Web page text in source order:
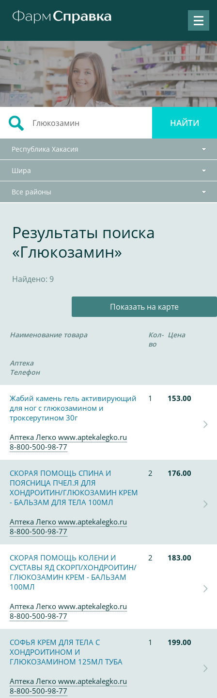
Республика Хакасия
Шира
Все районы
Результаты поиска
«Глюкозамин»
Найдено: 9
Показать на карте
Наименование товара
Кол-
во
Цена
Аптека
Телефон
Жабий камень гель активирующий
для ног с глюкозамином и
троксерутином 30г
1 153.00
Аптека Легко www.aptekalegko.ru
8-800-500-98-77
СКОРАЯ ПОМОЩЬ СПИНА И
ПОЯСНИЦА ПЧЕЛ.Я ДЛЯ
ХОНДРОИТИН/ГЛЮКОЗАМИН КРЕМ
- БАЛЬЗАМ ДЛЯ ТЕЛА 100МЛ
2 176.00
Аптека Легко www.aptekalegko.ru
8-800-500-98-77
СКОРАЯ ПОМОЩЬ КОЛЕНИ И
СУСТАВЫ ЯД СКОРП/ХОНДРОИТИН/
ГЛЮКОЗАМИН КРЕМ - БАЛЬЗАМ
100МЛ
2 183.00
Аптека Легко www.aptekalegko.ru
8-800-500-98-77
СОФЬЯ КРЕМ ДЛЯ ТЕЛА С
ХОНДРОИТИНОМ И
ГЛЮКОЗАМИНОМ 125МЛ ТУБА
1 199.00
Аптека Легко www.aptekalegko.ru
8-800-500-98-77